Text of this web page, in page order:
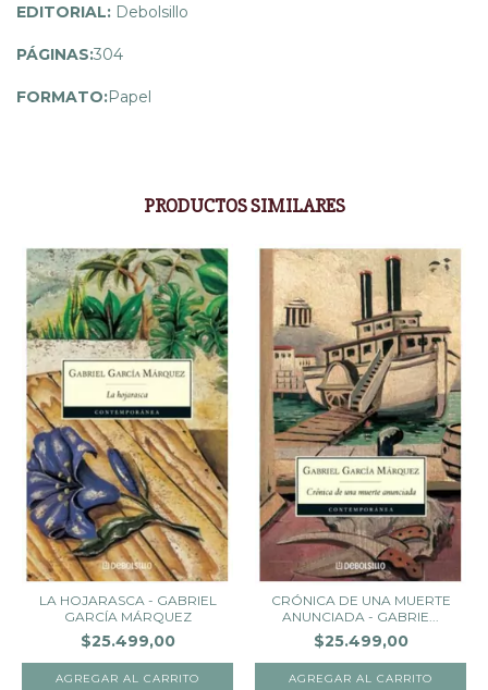
EDITORIAL: Debolsillo
PÁGINAS:304
FORMATO:Papel
PRODUCTOS SIMILARES
LA HOJARASCA - GABRIEL
GARCÍA MÁRQUEZ
$25.499,00
CRÓNICA DE UNA MUERTE
ANUNCIADA - GABRIE...
$25.499,00